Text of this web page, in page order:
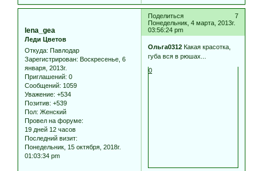
Поделиться
7
Понедельник, 4 марта, 2013г.
03:56:24 pm
lena_gea
Леди Цветов
Откуда: Павлодар
Зарегистрирован: Воскресенье, 6
января, 2013г.
Приглашений: 0
Сообщений: 1059
Уважение: +534
Позитив: +539
Пол: Женский
Провел на форуме:
19 дней 12 часов
Последний визит:
Понедельник, 15 октября, 2018г.
01:03:34 pm
Ольга0312 Какая красотка,
губа вся в рюшах...
0